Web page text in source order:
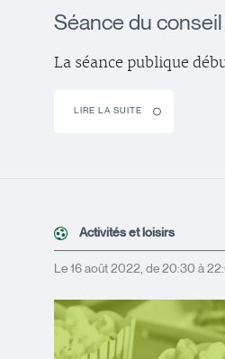
Séance du
La séance publique
LIRE LA SUITE
Activités et loisirs
Le 16 août 2022, de 20:30 à